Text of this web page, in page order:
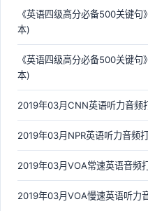
《英语四级高分必备500关键
本)
《英语四级高分必备500关键
本)
2019年03月CNN英语听力音频
2019年03月NPR英语听力音频
2019年03月VOA常速英语音频
2019年03月VOA慢速英语听力